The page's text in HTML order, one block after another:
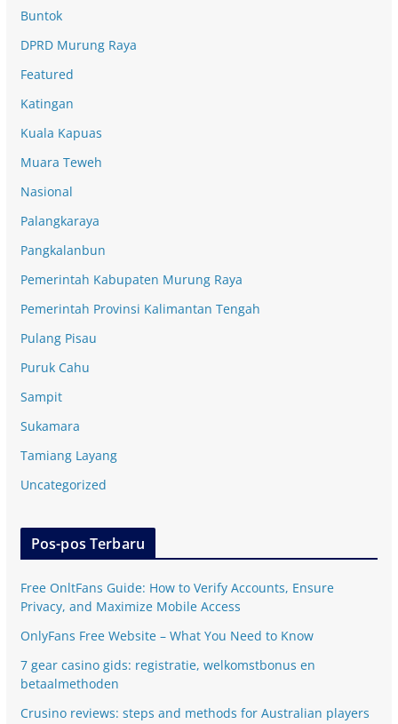
Buntok
DPRD Murung Raya
Featured
Katingan
Kuala Kapuas
Muara Teweh
Nasional
Palangkaraya
Pangkalanbun
Pemerintah Kabupaten Murung Raya
Pemerintah Provinsi Kalimantan Tengah
Pulang Pisau
Puruk Cahu
Sampit
Sukamara
Tamiang Layang
Uncategorized
Pos-pos Terbaru
Free OnltFans Guide: How to Verify Accounts, Ensure
Privacy, and Maximize Mobile Access
OnlyFans Free Website – What You Need to Know
7 gear casino gids: registratie, welkomstbonus en
betaalmethoden
Crusino reviews: steps and methods for Australian players